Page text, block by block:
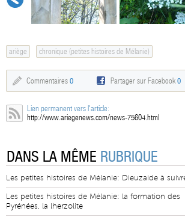
ariège chronique (petites histoires de Mélanie)
Commentaires 0 Partager sur Facebook0
Lien permanent vers l'article:
http://www.ariegenews.com/news-75604.html
DANS LA MÊME RUBRIQUE
Les petites histoires de Mélanie: Dieuzaide à
Les petites histoires de Mélanie: la formation des
Pyrénées, la lherzolite